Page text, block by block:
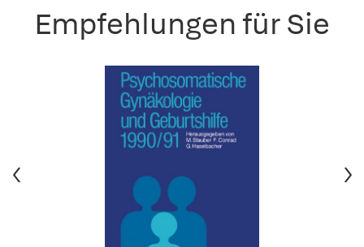
Empfehlungen für Sie